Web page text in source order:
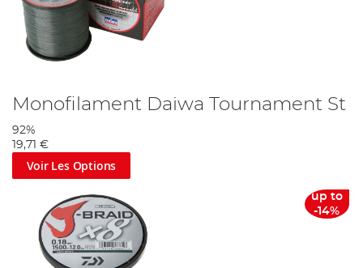
Monofilament Daiwa Tournament St
92%
19,71 €
Voir Les Options
up to
-14%